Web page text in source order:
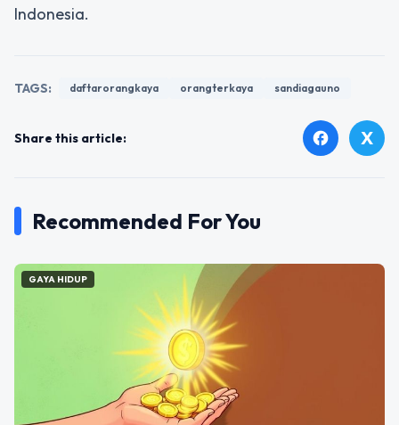
Indonesia.
TAGS: daftarorangkaya orangterkaya sandiagauno
Share this article: facebook X
Recommended For You
GAYA HIDUP